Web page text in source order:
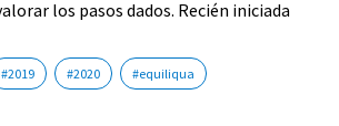
los pasos dados. Recién iniciada
#2019 #2020 #equiliqua